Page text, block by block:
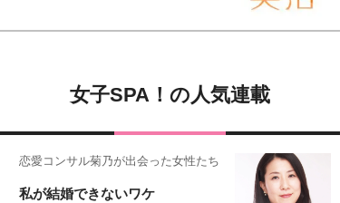
女子SPA！の人気連載
恋愛コンサル菊乃が出会った女性たち
私が結婚できないワケ